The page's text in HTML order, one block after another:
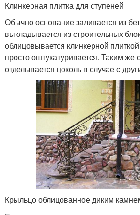
Клинкерная плитка для ступеней
Обычно основание заливается из
выкладывается из строительных
облицовывается клинкерной
просто оштукатуривается. Таким же
отделывается цоколь в случае с
Крыльцо облицованное диким